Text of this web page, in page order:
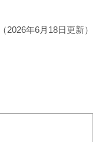
（2026年6月18日更新）